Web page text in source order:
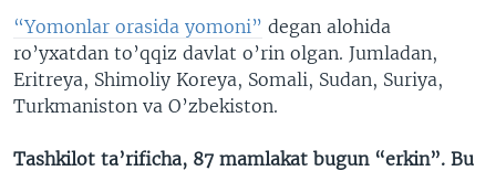
“Yomonlar orasida yomoni” degan alohida
ro’yxatdan to’qqiz davlat o’rin olgan. Jumladan,
Eritreya, Shimoliy Koreya, Somali, Sudan, Suriya,
Turkmaniston va O’zbekiston.
Tashkilot ta’rificha, 87 mamlakat bugun “erkin”. Bu